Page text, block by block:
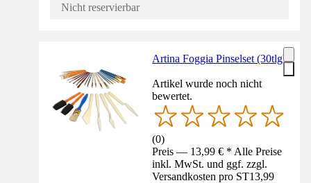
Nicht reservierbar
Artina Foggia Pinselset (30tlg)
Artikel wurde noch nicht
bewertet.
(0)
Preis — 13,99 € * Alle Preise
inkl. MwSt. und ggf. zzgl.
Versandkosten pro ST13,99